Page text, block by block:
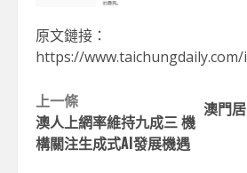
原文鏈接：
https://
Continue
Reading
澳門
上一條
澳人上網率維持九成三 機
構關注生成式AI發展機遇